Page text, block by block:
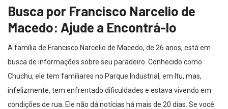
Busca por Francisco Narcelio de
Macedo: Ajude a Encontrá-lo
A família de Francisco Narcelio de Macedo, de 26 anos, está em
busca de informações sobre seu paradeiro. Conhecido como
Chuchu, ele tem familiares no Parque Industrial, em Itu, mas,
infelizmente, tem enfrentado dificuldades e estava vivendo em
condições de rua. Ele não dá notícias há mais de 20 dias. Se você